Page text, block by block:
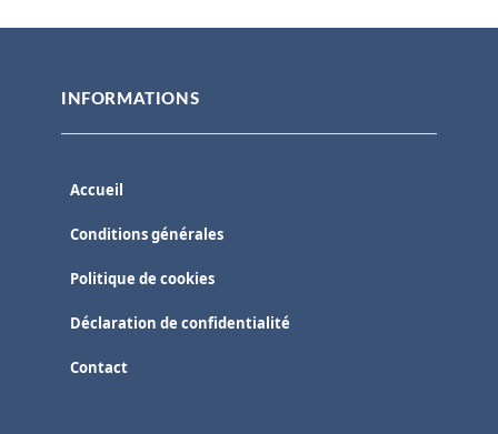
INFORMATIONS
Accueil
Conditions générales
Politique de cookies
Déclaration de confidentialité
Contact